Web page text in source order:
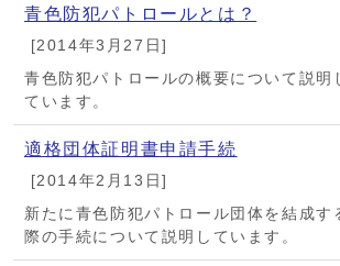
メインメニュー
青色防犯パトロールとは？
[2014年3月27日]
青色防犯パトロールの概要について説明
ています。
適格団体証明書申請手続
[2014年2月13日]
新たに青色防犯パトロール団体を結成す
際の手続について説明しています。